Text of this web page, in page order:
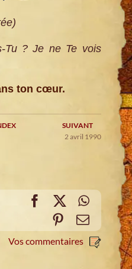
Tu ? Je ne Te vois
ton cœur.
SUIVANT
2 avril 1990
Facebook
X
Pinterest
E-
mail
Vos commentaires